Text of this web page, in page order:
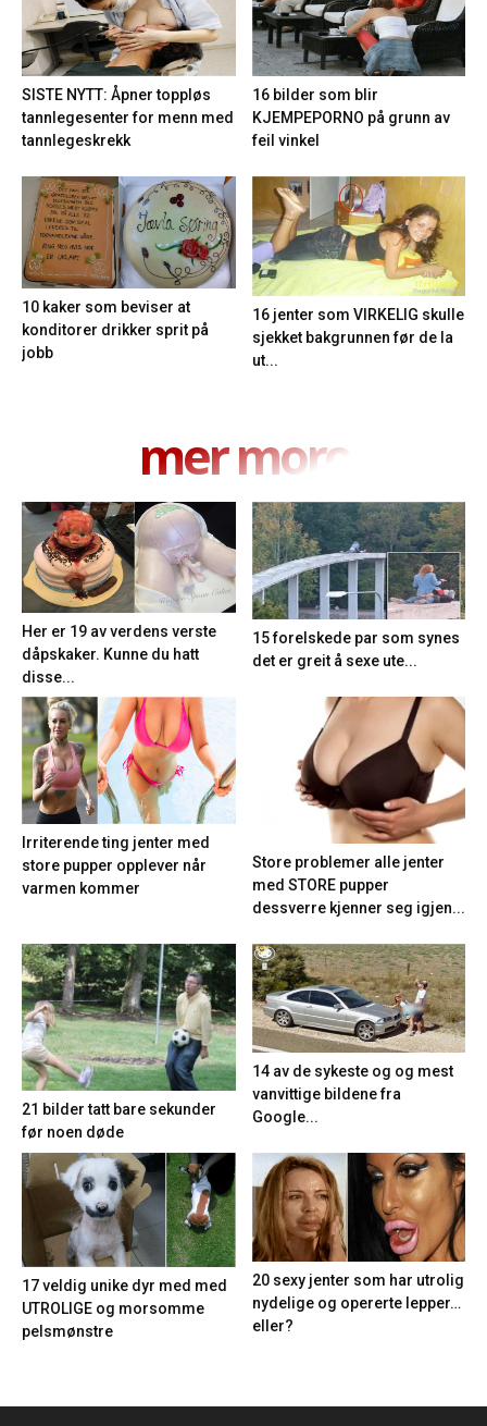
SISTE NYTT: Åpner toppløs
tannlegesenter for menn med
tannlegeskrekk
16 bilder som blir
KJEMPEPORNO på grunn av
feil vinkel
10 kaker som beviser at
konditorer drikker sprit på
jobb
16 jenter som VIRKELIG skulle
sjekket bakgrunnen før de la
ut...
mer moro
Her er 19 av verdens verste
dåpskaker. Kunne du hatt
disse...
15 forelskede par som synes
det er greit å sexe ute...
Irriterende ting jenter med
store pupper opplever når
varmen kommer
Store problemer alle jenter
med STORE pupper
dessverre kjenner seg igjen...
21 bilder tatt bare sekunder
før noen døde
14 av de sykeste og og mest
vanvittige bildene fra
Google...
17 veldig unike dyr med med
UTROLIGE og morsomme
pelsmønstre
20 sexy jenter som har utrolig
nydelige og opererte lepper…
eller?